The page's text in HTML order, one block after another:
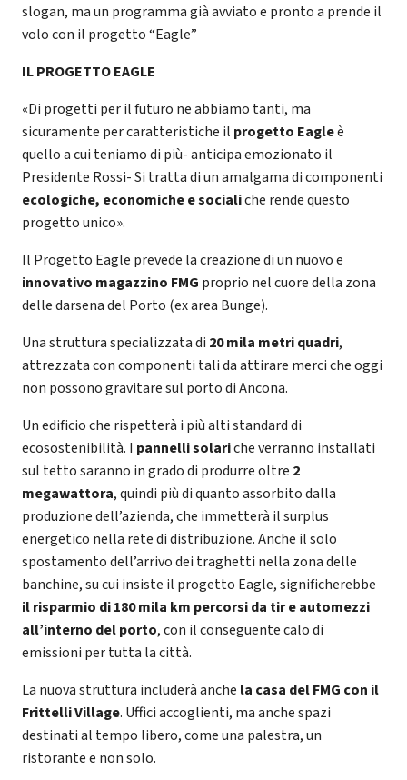
slogan, ma un programma già avviato e pronto a prende il
volo con il progetto “Eagle”
IL PROGETTO EAGLE
«Di progetti per il futuro ne abbiamo tanti, ma
sicuramente per caratteristiche il progetto Eagleè
quello a cui teniamo di più- anticipa emozionato il
Presidente Rossi- Si tratta di un amalgama di componenti
ecologiche, economiche e socialiche rende questo
progetto unico».
Il Progetto Eagle prevede la creazione di un nuovo e
innovativo magazzino FMG proprio nel cuore della zona
delle darsena del Porto (ex area Bunge).
Una struttura specializzata di 20 mila metri quadri,
attrezzata con componenti tali da attirare merci che oggi
non possono gravitare sul porto di Ancona.
Un edificio che rispetterà i più alti standard di
ecosostenibilità. I pannelli solariche verranno installati
sul tetto saranno in grado di produrre oltre 2
megawattora, quindi più di quanto assorbito dalla
produzione dell’azienda, che immetterà il surplus
energetico nella rete di distribuzione. Anche il solo
spostamento dell’arrivo dei traghetti nella zona delle
banchine, su cui insiste il progetto Eagle, significherebbe
il risparmio di 180 mila km percorsi da tir e automezzi
all’interno del porto, con il conseguente calo di
emissioni per tutta la città.
La nuova struttura includerà anche la casa del FMG con il
Frittelli Village. Uffici accoglienti, ma anche spazi
destinati al tempo libero, come una palestra, un
ristorante e non solo.